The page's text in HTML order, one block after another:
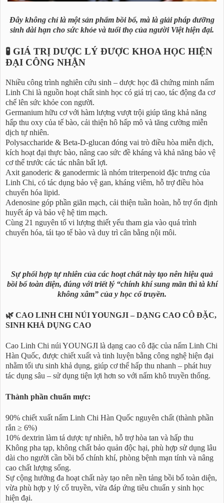
Đây không chỉ là một sản phẩm bồi bổ, mà là giải pháp dưỡng
sinh dài hạn cho sức khỏe và tuổi thọ của người Việt hiện đại.
🧪 GIÁ TRỊ DƯỢC LÝ ĐƯỢC KHOA HỌC HIỆN
ĐẠI CÔNG NHẬN
Nhiều công trình nghiên cứu sinh – dược học đã chứng minh nấm
Linh Chi là nguồn hoạt chất sinh học có giá trị cao, tác động đa cơ
chế lên sức khỏe con người.
Germanium hữu cơ với hàm lượng vượt trội giúp tăng khả năng
hấp thu oxy của tế bào, cải thiện hô hấp mô và tăng cường miễn
dịch tự nhiên.
Polysaccharide & Beta-D-glucan đóng vai trò điều hòa miễn dịch,
kích hoạt đại thực bào, nâng cao sức đề kháng và khả năng bảo vệ
cơ thể trước các tác nhân bất lợi.
Axit ganoderic & ganodermic là nhóm triterpenoid đặc trưng của
Linh Chi, có tác dụng bảo vệ gan, kháng viêm, hỗ trợ điều hòa
chuyển hóa lipid.
Adenosine góp phần giãn mạch, cải thiện tuần hoàn, hỗ trợ ổn định
huyết áp và bảo vệ hệ tim mạch.
Cùng 21 nguyên tố vi lượng thiết yếu tham gia vào quá trình
chuyển hóa, tái tạo tế bào và duy trì cân bằng nội môi.
Sự phối hợp tự nhiên của các hoạt chất này tạo nên hiệu quả
bồi bổ toàn diện, đúng với triết lý “chính khí sung mãn thì tà khí
không xâm” của y học cổ truyền.
🌿 CAO LINH CHI NÚI YOUNGJI – DẠNG CAO CÔ ĐẶC,
SINH KHẢ DỤNG CAO
Cao Linh Chi núi YOUNGJI là dạng cao cô đặc của nấm Linh Chi
Hàn Quốc, được chiết xuất và tinh luyện bằng công nghệ hiện đại
nhằm tối ưu sinh khả dụng, giúp cơ thể hấp thu nhanh – phát huy
tác dụng sâu – sử dụng tiện lợi hơn so với nấm khô truyền thống.
Thành phần chuẩn mực:
90% chiết xuất nấm Linh Chi Hàn Quốc nguyên chất (thành phần
rắn ≥ 6%)
10% dextrin làm tá dược tự nhiên, hỗ trợ hòa tan và hấp thu
Không pha tạp, không chất bảo quản độc hại, phù hợp sử dụng lâu
dài cho người cần bồi bổ chính khí, phòng bệnh mạn tính và nâng
cao chất lượng sống.
Sự cộng hưởng đa hoạt chất này tạo nên nền tảng bồi bổ toàn diện,
vừa phù hợp y lý cổ truyền, vừa đáp ứng tiêu chuẩn y sinh học
hiện đại.